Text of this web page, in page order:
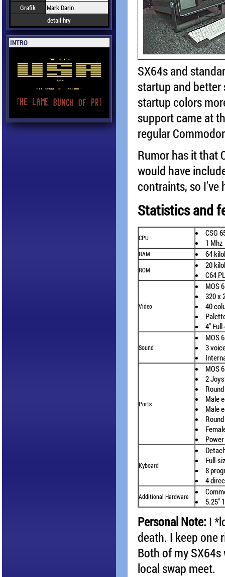
Grafik
Mark Darin
detail hry
INTRO
SX64s and
startup and better
startup colors
support came at
regular
Rumor has it that
would have
contraints, so I've
Statistics and
CPU
CSG
1 Mhz
RAM 64
ROM
20
C64
Video
MOS
320 x
40
4"
Sound
MOS
3
Ports
MOS
2
Male
Male
Kyboard
Full-
8
4
Additional Hardware
5.25"
Personal Note: I
death. I keep one
Both of my
local swap meet.